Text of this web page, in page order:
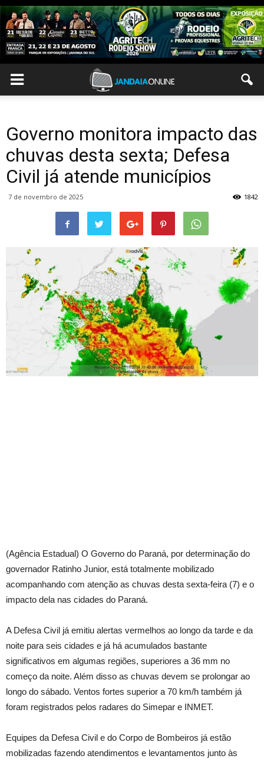
Governo monitora impacto das
chuvas desta sexta; Defesa
Civil já atende municípios
7 de novembro de 2025 1842
(Agência Estadual) O Governo do Paraná, por determinação do
governador Ratinho Junior, está totalmente mobilizado
acompanhando com atenção as chuvas desta sexta-feira (7) e o
impacto dela nas cidades do Paraná.
A Defesa Civil já emitiu alertas vermelhos ao longo da tarde e da
noite para seis cidades e já há acumulados bastante
significativos em algumas regiões, superiores a 36 mm no
começo da noite. Além disso as chuvas devem se prolongar ao
longo do sábado. Ventos fortes superior a 70 km/h também já
foram registrados pelos radares do Simepar e INMET.
Equipes da Defesa Civil e do Corpo de Bombeiros já estão
mobilizadas fazendo atendimentos e levantamentos junto às